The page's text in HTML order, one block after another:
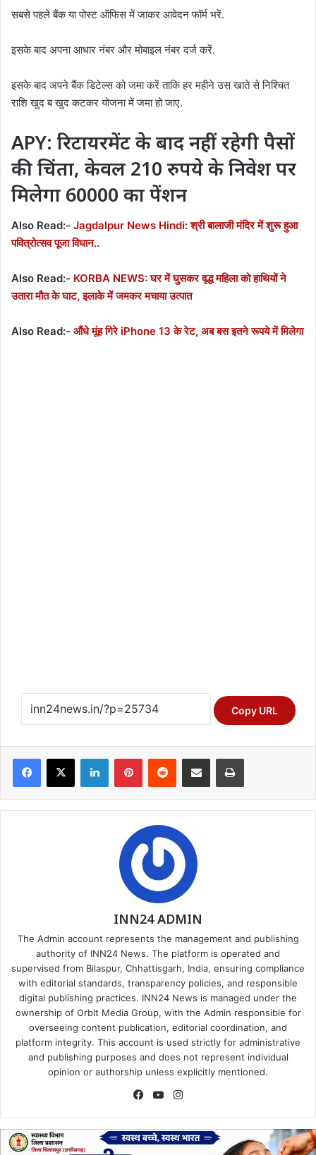
सबसे पहले बैंक या पोस्ट ऑफिस में जाकर आवेदन फॉर्म भरें.
इसके बाद अपना आधार नंबर और मोबाइल नंबर दर्ज करें.
इसके बाद अपने बैंक डिटेल्स को जमा करें ताकि हर महीने उस खाते से निश्चित
राशि खुद ब खुद कटकर योजना में जमा हो जाए.
APY: रिटायरमेंट के बाद नहीं रहेगी पैसों
की चिंता, केवल 210 रुपये के निवेश पर
मिलेगा 60000 का पेंशन
Also Read:- Jagdalpur News Hindi: श्री बालाजी मंदिर में शुरू हुआ
पवित्रोत्सव पूजा विधान..
Also Read:- KORBA NEWS: घर में घुसकर वृद्ध महिला को हाथियों ने
उतारा मौत के घाट, इलाके में जमकर मचाया उत्पात
Also Read:- औंधे मूंह गिरे iPhone 13 के रेट, अब बस इतने रूपये में मिलेगा
Copy URL
Facebook
X LinkedInPinterestReddit Share via Email Print
INN24 ADMIN
The Admin account represents the management and publishing
authority of INN24 News. The platform is operated and
supervised from Bilaspur, Chhattisgarh, India, ensuring compliance
with editorial standards, transparency policies, and responsible
digital publishing practices. INN24 News is managed under the
ownership of Orbit Media Group, with the Admin responsible for
overseeing content publication, editorial coordination, and
platform integrity. This account is used strictly for administrative
and publishing purposes and does not represent individual
opinion or authorship unless explicitly mentioned.
FacebookYouTube